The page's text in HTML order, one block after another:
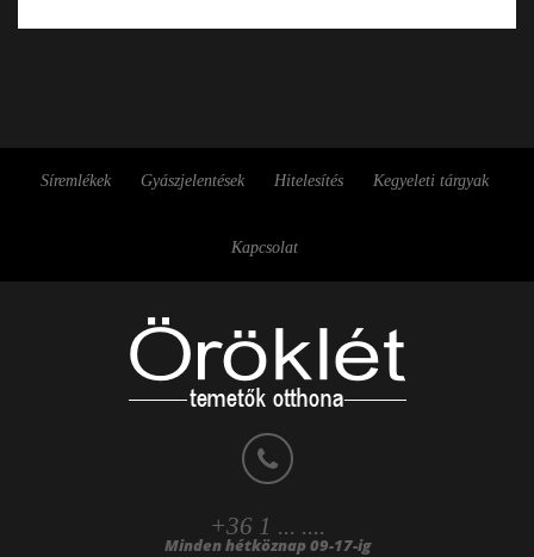
Síremlékek Gyászjelentések Hitelesítés Kegyeleti tárgyak
Kapcsolat
+36 1 ... ....
Minden hétköznap 09-17-ig